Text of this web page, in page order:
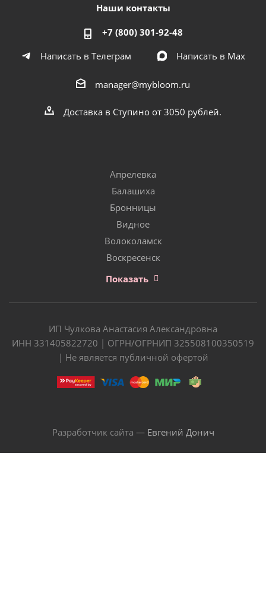
Наши контакты
+7 (800) 301-92-48
Написать в Телеграм
Написать в Мах
manager@mybloom.ru
Доставка в Ступино от 3050 рублей.
Апрелевка
Балашиха
Бронницы
Видное
Волоколамск
Воскресенск
Показать
ИП Чулкова Анастасия Александровна
ИНН 331405822720 | ОГРН/ОГРНИП 325508100350519
| Не является публичной офертой
Разработчик сайта — Евгений Донич